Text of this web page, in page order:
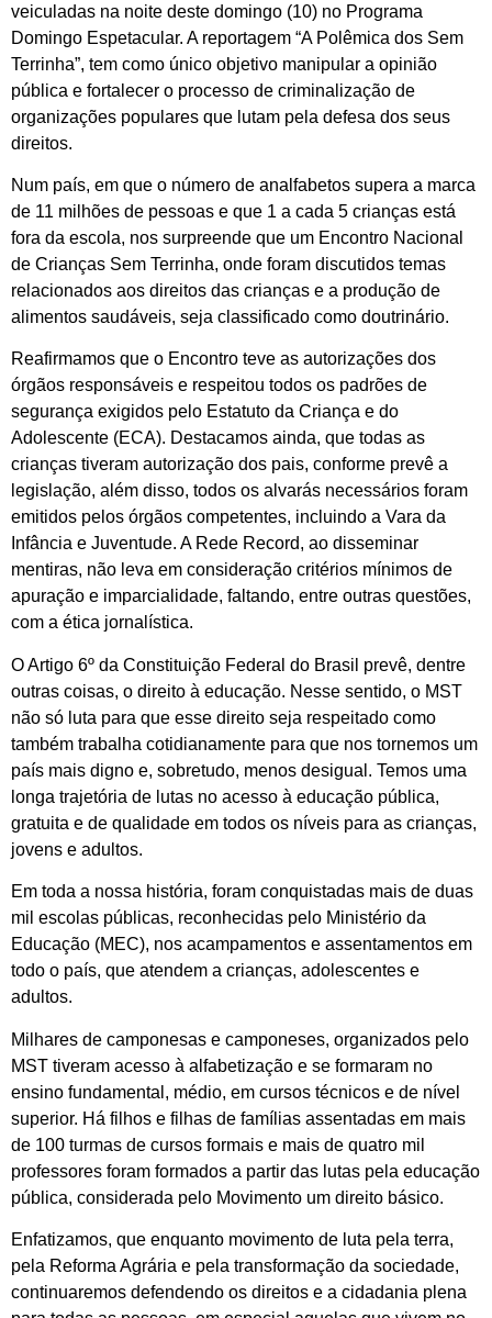
veiculadas na noite deste domingo (10) no Programa
Domingo Espetacular. A reportagem “A Polêmica dos Sem
Terrinha”, tem como único objetivo manipular a opinião
pública e fortalecer o processo de criminalização de
organizações populares que lutam pela defesa dos seus
direitos.
Num país, em que o número de analfabetos supera a marca
de 11 milhões de pessoas e que 1 a cada 5 crianças está
fora da escola, nos surpreende que um Encontro Nacional
de Crianças Sem Terrinha, onde foram discutidos temas
relacionados aos direitos das crianças e a produção de
alimentos saudáveis, seja classificado como doutrinário.
Reafirmamos que o Encontro teve as autorizações dos
órgãos responsáveis e respeitou todos os padrões de
segurança exigidos pelo Estatuto da Criança e do
Adolescente (ECA). Destacamos ainda, que todas as
crianças tiveram autorização dos pais, conforme prevê a
legislação, além disso, todos os alvarás necessários foram
emitidos pelos órgãos competentes, incluindo a Vara da
Infância e Juventude. A Rede Record, ao disseminar
mentiras, não leva em consideração critérios mínimos de
apuração e imparcialidade, faltando, entre outras questões,
com a ética jornalística.
O Artigo 6º da Constituição Federal do Brasil prevê, dentre
outras coisas, o direito à educação. Nesse sentido, o MST
não só luta para que esse direito seja respeitado como
também trabalha cotidianamente para que nos tornemos um
país mais digno e, sobretudo, menos desigual. Temos uma
longa trajetória de lutas no acesso à educação pública,
gratuita e de qualidade em todos os níveis para as crianças,
jovens e adultos.
Em toda a nossa história, foram conquistadas mais de duas
mil escolas públicas, reconhecidas pelo Ministério da
Educação (MEC), nos acampamentos e assentamentos em
todo o país, que atendem a crianças, adolescentes e
adultos.
Milhares de camponesas e camponeses, organizados pelo
MST tiveram acesso à alfabetização e se formaram no
ensino fundamental, médio, em cursos técnicos e de nível
superior. Há filhos e filhas de famílias assentadas em mais
de 100 turmas de cursos formais e mais de quatro mil
professores foram formados a partir das lutas pela educação
pública, considerada pelo Movimento um direito básico.
Enfatizamos, que enquanto movimento de luta pela terra,
pela Reforma Agrária e pela transformação da sociedade,
continuaremos defendendo os direitos e a cidadania plena